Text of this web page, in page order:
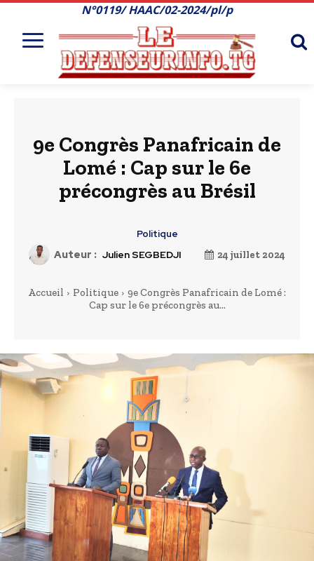
N°0119/ HAAC/02-2024/pl/p
9e Congrès Panafricain de
Lomé : Cap sur le 6e
précongrès au Brésil
Politique
Auteur : Julien SEGBEDJI 24 juillet 2024
Accueil Politique
9e Congrès Panafricain de Lomé :
Cap sur le 6e précongrès au...